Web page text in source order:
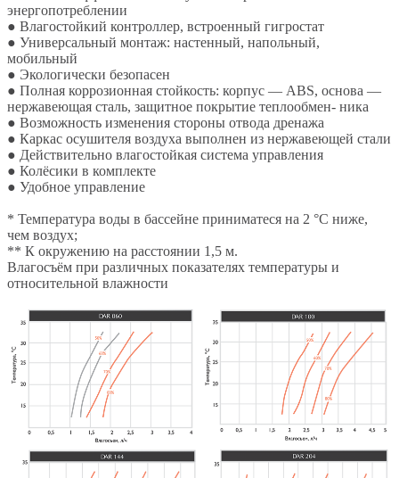
энергопотреблении
● Влагостойкий контроллер, встроенный гигростат
● Универсальный монтаж: настенный, напольный,
мобильный
● Экологически безопасен
● Полная коррозионная стойкость: корпус — ABS, основа —
нержавеющая сталь, защитное покрытие теплообмен- ника
● Возможность изменения стороны отвода дренажа
● Каркас осушителя воздуха выполнен из нержавеющей стали
● Действительно влагостойкая система управления
● Колёсики в комплекте
● Удобное управление
* Температура воды в бассейне приниматеся на 2 °C ниже,
чем воздух;
** К окружению на расстоянии 1,5 м.
Влагосъём при различных показателях температуры и
относительной влажности